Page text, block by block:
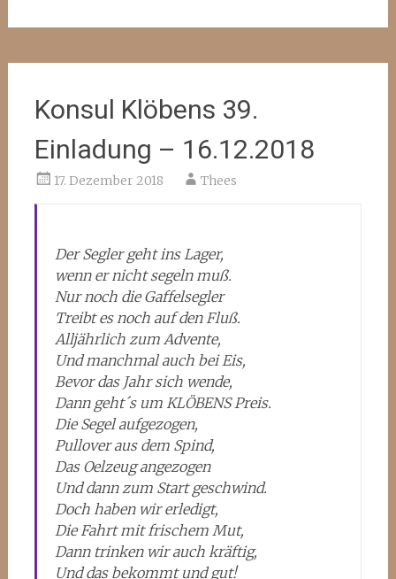
Konsul Klöbens 39.
Einladung – 16.12.2018
17. Dezember 2018 Thees
Der Segler geht ins Lager,
wenn er nicht segeln muß.
Nur noch die Gaffelsegler
Treibt es noch auf den Fluß.
Alljährlich zum Advente,
Und manchmal auch bei Eis,
Bevor das Jahr sich wende,
Dann geht´s um KLÖBENS Preis.
Die Segel aufgezogen,
Pullover aus dem Spind,
Das Oelzeug angezogen
Und dann zum Start geschwind.
Doch haben wir erledigt,
Die Fahrt mit frischem Mut,
Dann trinken wir auch kräftig,
Und das bekommt und gut!